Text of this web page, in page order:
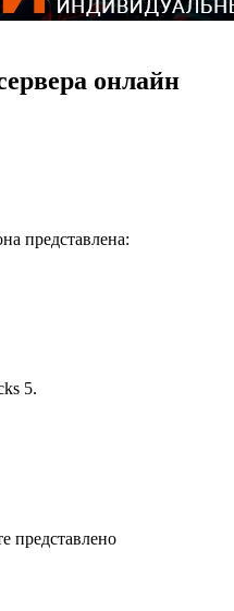
онлайн
представлена:
5.
представлено